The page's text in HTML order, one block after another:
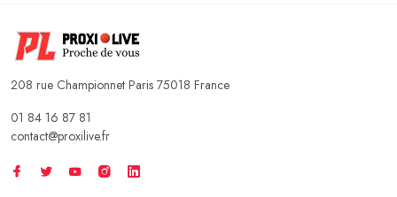
208 rue Championnet Paris 75018 France
01 84 16 87 81
contact@proxilive.fr